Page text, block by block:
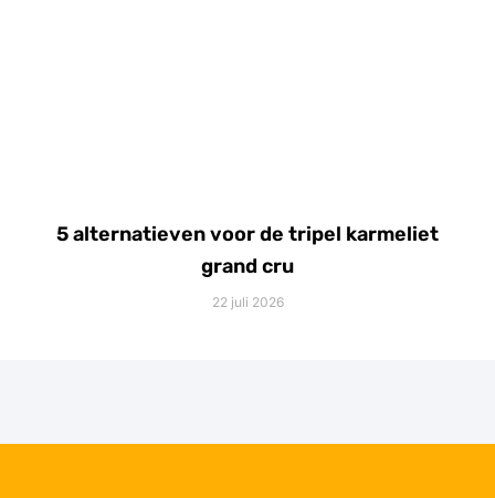
5 alternatieven voor de tripel karmeliet
grand cru
22 juli 2026